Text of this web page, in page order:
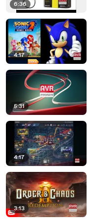
6:36
4:17
5:31
4:17
3:13